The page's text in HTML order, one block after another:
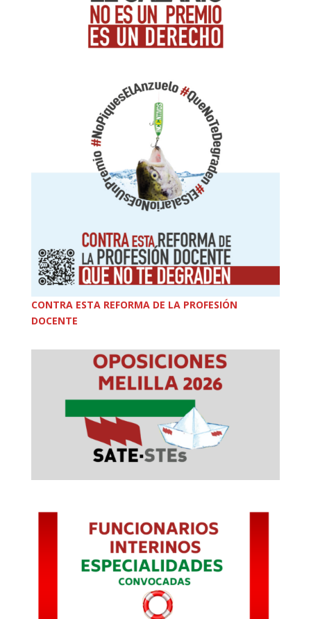
CONTRA ESTA REFORMA DE LA PROFESIÓN
DOCENTE